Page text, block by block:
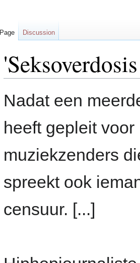
toto
Nadat een
heeft gepleit
muziekzenders
spreekt ook
censuur. [...]
Page Discussion